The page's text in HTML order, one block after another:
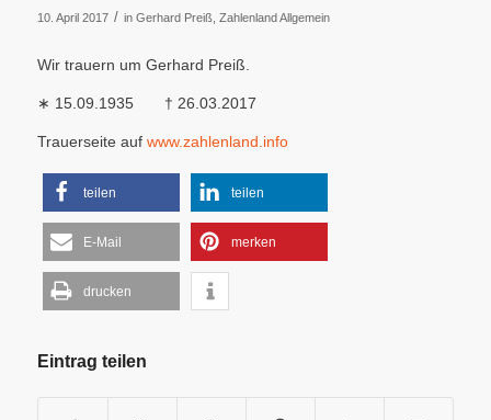
10. April 2017 / in Gerhard Preiß, Zahlenland Allgemein
Wir trauern um Gerhard Preiß.
∗ 15.09.1935 † 26.03.2017
Trauerseite auf www.zahlenland.info
teilen teilen
E-Mail merken
drucken
Eintrag teilen